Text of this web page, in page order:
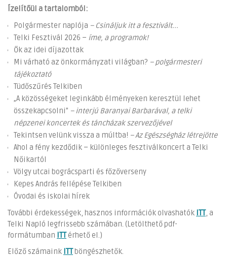
Ízelítőül a tartalomból:
Polgármester naplója – Csináljuk itt a fesztivált...
Telki Fesztivál 2026 – íme, a programok!
Ők az idei díjazottak
Mi várható az önkormányzati világban? – polgármesteri
tájékoztató
Tüdőszűrés Telkiben
„A közösségeket leginkább élményeken keresztül lehet
összekapcsolni” – interjú Baranyai Barbarával, a telki
népzenei koncertek és táncházak szervezőjével
Tekintsen velünk vissza a múltba! – Az Egészségház létrejötte
Ahol a fény kezdődik – különleges fesztiválkoncert a Telki
Nőikartól
Völgy utcai bográcsparti és főzőverseny
Kepes András fellépése Telkiben
Óvodai és iskolai hírek
További érdekességek, hasznos információk olvashatók ITT, a
Telki Napló legfrissebb számában. (Letölthető pdf-
formátumban ITTérhető el.)
Előző számaink ITTböngészhetők.